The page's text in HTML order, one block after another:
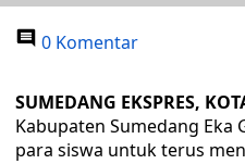
0 Komentar
SUMEDANG EKSPRES,
Kabupaten Sumedang Eka
para siswa untuk terus